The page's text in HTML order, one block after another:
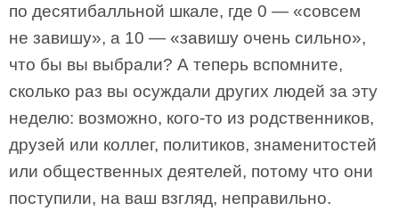
по десятибалльной шкале, где 0 — «совсем
не завишу», а 10 — «завишу очень сильно»,
что бы вы выбрали? А теперь вспомните,
сколько раз вы осуждали других людей за эту
неделю: возможно, кого-то из родственников,
друзей или коллег, политиков, знаменитостей
или общественных деятелей, потому что они
поступили, на ваш взгляд, неправильно.